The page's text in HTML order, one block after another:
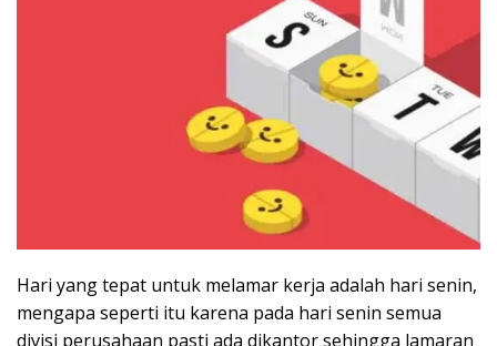
Hari yang tepat untuk melamar kerja adalah hari senin,
mengapa seperti itu karena pada hari senin semua
divisi perusahaan pasti ada dikantor sehingga lamaran